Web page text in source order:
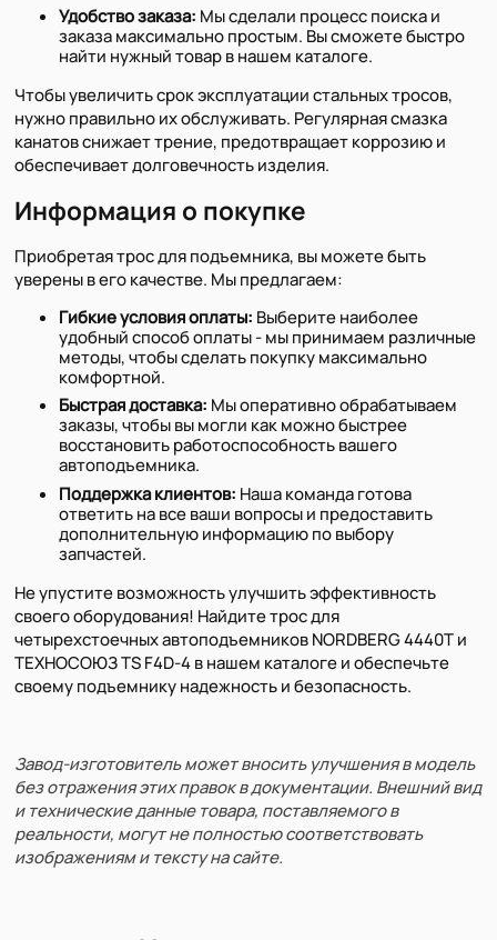
Удобство заказа: Мы сделали процесс поиска и
заказа максимально простым. Вы сможете быстро
найти нужный товар в нашем каталоге.
Чтобы увеличить срок эксплуатации стальных тросов,
нужно правильно их обслуживать. Регулярная смазка
канатов снижает трение, предотвращает коррозию и
обеспечивает долговечность изделия.
Информация о покупке
Приобретая трос для подъемника, вы можете быть
уверены в его качестве. Мы предлагаем:
Гибкие условия оплаты: Выберите наиболее
удобный способ оплаты - мы принимаем различные
методы, чтобы сделать покупку максимально
комфортной.
Быстрая доставка: Мы оперативно обрабатываем
заказы, чтобы вы могли как можно быстрее
восстановить работоспособность вашего
автоподъемника.
Поддержка клиентов: Наша команда готова
ответить на все ваши вопросы и предоставить
дополнительную информацию по выбору
запчастей.
Не упустите возможность улучшить эффективность
своего оборудования! Найдите трос для
четырехстоечных автоподъемников NORDBERG 4440T и
ТЕХНОСОЮЗ TS F4D-4 в нашем каталоге и обеспечьте
своему подъемнику надежность и безопасность.
Завод-изготовитель может вносить улучшения в модель
без отражения этих правок в документации. Внешний вид
и технические данные товара, поставляемого в
реальности, могут не полностью соответствовать
изображениям и тексту на сайте.